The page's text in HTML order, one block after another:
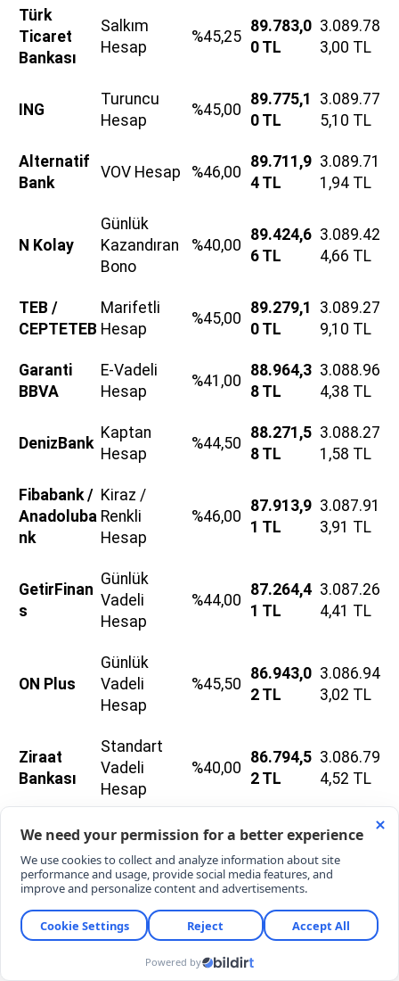
Türk
Ticaret
Bankası
Salkım
Hesap
%45,25
89.783,0
0 TL
3.089.78
3,00 TL
ING
Turuncu
Hesap
%45,00
89.775,1
0 TL
3.089.77
5,10 TL
Alternatif
Bank
VOV Hesap %46,00
89.711,9
4 TL
3.089.71
1,94 TL
N Kolay
Günlük
Kazandıran
Bono
%40,00
89.424,6
6 TL
3.089.42
4,66 TL
TEB /
CEPTETEB
Marifetli
Hesap
%45,00
89.279,1
0 TL
3.089.27
9,10 TL
Garanti
BBVA
E-Vadeli
Hesap
%41,00
88.964,3
8 TL
3.088.96
4,38 TL
DenizBank
Kaptan
Hesap
%44,50
88.271,5
8 TL
3.088.27
1,58 TL
Fibabank /
Anadoluba
nk
Kiraz /
Renkli
Hesap
%46,00
87.913,9
1 TL
3.087.91
3,91 TL
GetirFinan
s
Günlük
Vadeli
Hesap
%44,00
87.264,4
1 TL
3.087.26
4,41 TL
ON Plus
Günlük
Vadeli
Hesap
%45,50
86.943,0
2 TL
3.086.94
3,02 TL
Ziraat
Bankası
Standart
Vadeli
Hesap
%40,00
86.794,5
2 TL
3.086.79
4,52 TL
Odea Bank
Oksijen
Hesap
%46,00
86.330,6
3 TL
3.086.33
0,63 TL
Kredi
Kazandıran /
Sınırsız
Hesap
%43,50
9 TL
7,59 TL
Türkiye İş Vadeli TL 84.624,6 3.084.62